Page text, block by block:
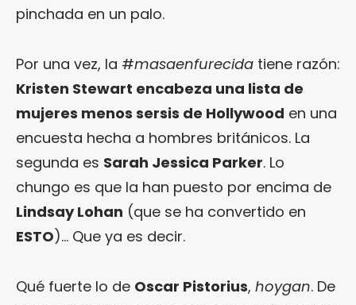
pinchada en un palo.
Por una vez, la #masaenfurecida tiene razón:
Kristen Stewart encabeza una lista de
mujeres menos sersis de Hollywood en una
encuesta hecha a hombres británicos. La
segunda es Sarah Jessica Parker. Lo
chungo es que la han puesto por encima de
Lindsay Lohan (que se ha convertido en
ESTO)… Que ya es decir.
Qué fuerte lo de Oscar Pistorius, hoygan. De